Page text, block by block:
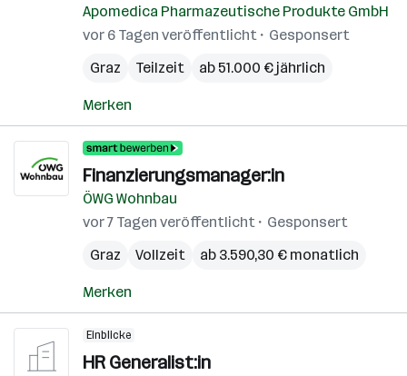
Apomedica Pharmazeutische Produkte GmbH
vor 6 Tagen veröffentlicht
Gesponsert
Graz
Teilzeit ab 51.000 € jährlich
Merken
Finanzierungsmanager:in
ÖWG Wohnbau
vor 7 Tagen veröffentlicht
Gesponsert
Graz
Vollzeit ab 3.590,30 € monatlich
Merken
Einblicke
HR Generalist:in